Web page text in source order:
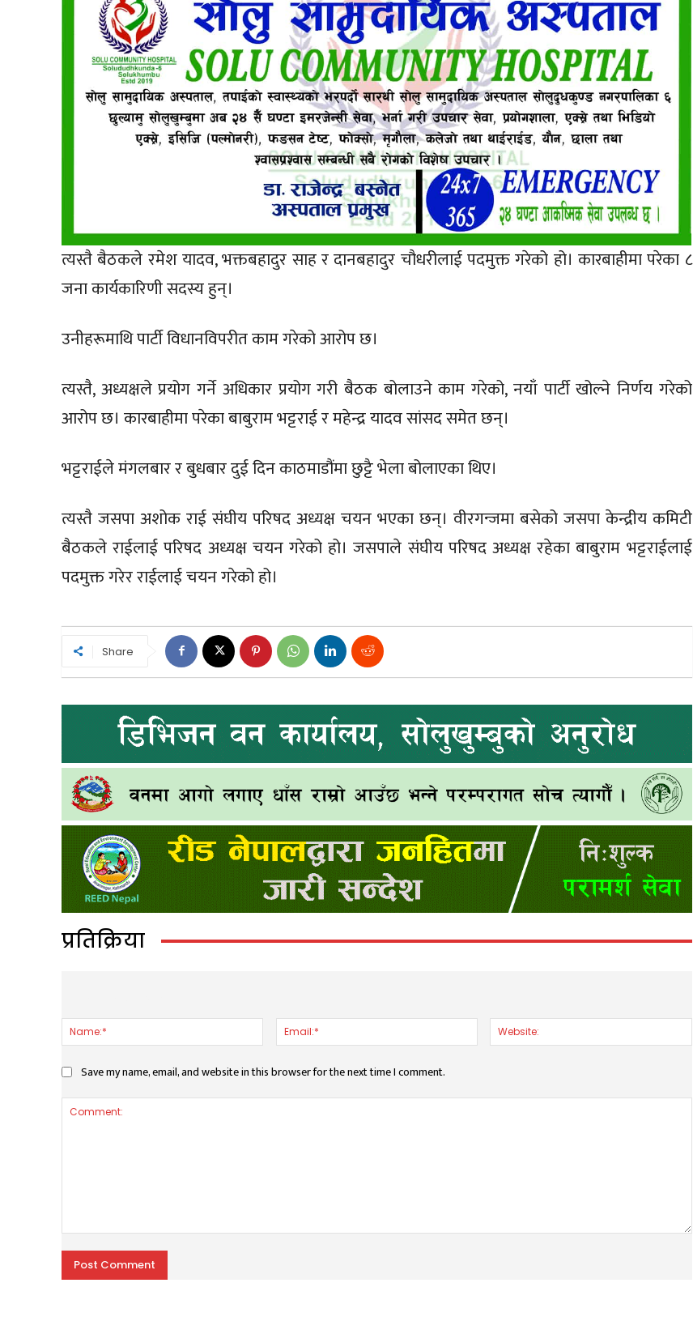
त्यस्तै बैठकले रमेश यादव, भक्तबहादुर साह र दानबहादुर चौधरीलाई पदमुक्त गरेको हो। कारबाहीमा परेका ८
जना कार्यकारिणी सदस्य हुन्।
उनीहरूमाथि पार्टी विधानविपरीत काम गरेको आरोप छ।
त्यस्तै, अध्यक्षले प्रयोग गर्ने अधिकार प्रयोग गरी बैठक बोलाउने काम गरेको, नयाँ पार्टी खोल्ने निर्णय गरेको
आरोप छ। कारबाहीमा परेका बाबुराम भट्टराई र महेन्द्र यादव सां‌सद समेत छन‍्।
भट्टराईले मंगलबार र बुधबार दुई दिन काठमाडौंमा छुट्टै भेला बोलाएका थिए।
त्यस्तै जसपा अशोक राई संघीय परिषद अध्यक्ष चयन भएका छन्। वीरगन्जमा बसेको जसपा केन्द्रीय कमिटी
बैठकले राईलाई परिषद अध्यक्ष चयन गरेको हो। जसपाले संघीय परिषद अध्यक्ष रहेका बाबुराम भट्टराईलाई
पदमुक्त गरेर राईलाई चयन गरेको हो।
Share
प्रतिक्रिया
Name:* Email:*
Save my name, email, and website in this browser for the next time I comment.